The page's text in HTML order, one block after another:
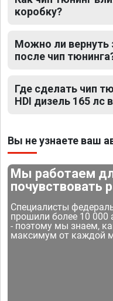
коробку?
Можно ли вернуть
после чип
Где сделать чип
HDI дизель 165 лс
Вы не узнаете ваш
Мы работаем
почувствовать
Специалисты
прошили более 10 000
- поэтому мы знаем,
максимум от каждой